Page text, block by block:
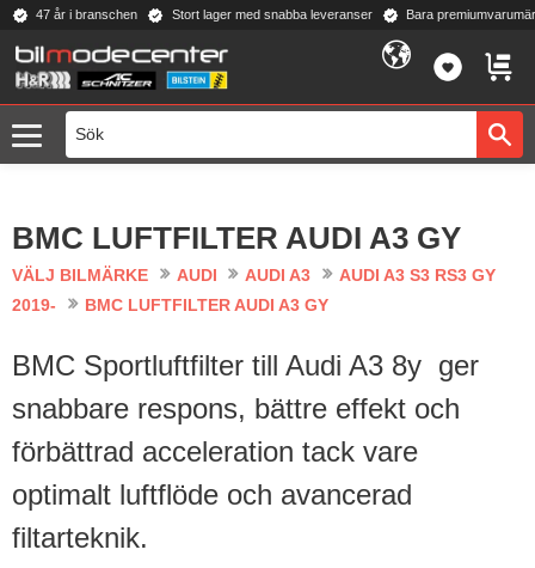
Meny
47 år i branschen Stort lager med snabba leveranser Bara
BMC LUFTFILTER AUDI A3 GY
VÄLJ BILMÄRKE AUDI AUDI A3
AUDI A3 S3 RS3 GY
2019-
BMC LUFTFILTER AUDI A3 GY
BMC Sportluftfilter till Audi A3 8y ger
snabbare respons, bättre effekt och
förbättrad acceleration tack vare
optimalt luftflöde och avancerad
filtarteknik.